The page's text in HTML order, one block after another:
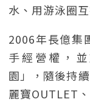
水、用游泳圈
2006年長億集
手經營權，
園」，隨後持
麗寶OUTLET